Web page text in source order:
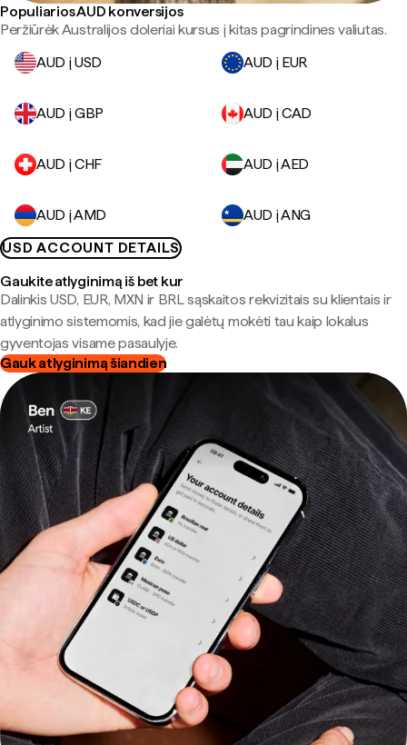
Populiarios AUD konversijos
Peržiūrėk Australijos doleriai kursus į kitas pagrindines valiutas.
AUD į USD
AUD į EUR
AUD į GBP AUD į CAD
AUD į CHF AUD į AED
AUD į AMD
AUD į ANG
USD ACCOUNT DETAILS
Gaukite atlyginimą iš bet kur
Dalinkis USD, EUR, MXN ir BRL sąskaitos rekvizitais su klientais ir
atlyginimo sistemomis, kad jie galėtų mokėti tau kaip lokalus
gyventojas visame pasaulyje.
Gauk atlyginimą šiandien